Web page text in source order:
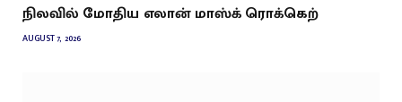
நிலவில் மோதிய எலான் மாஸ்க் ரொக்கெற்
AUGUST 7, 2026